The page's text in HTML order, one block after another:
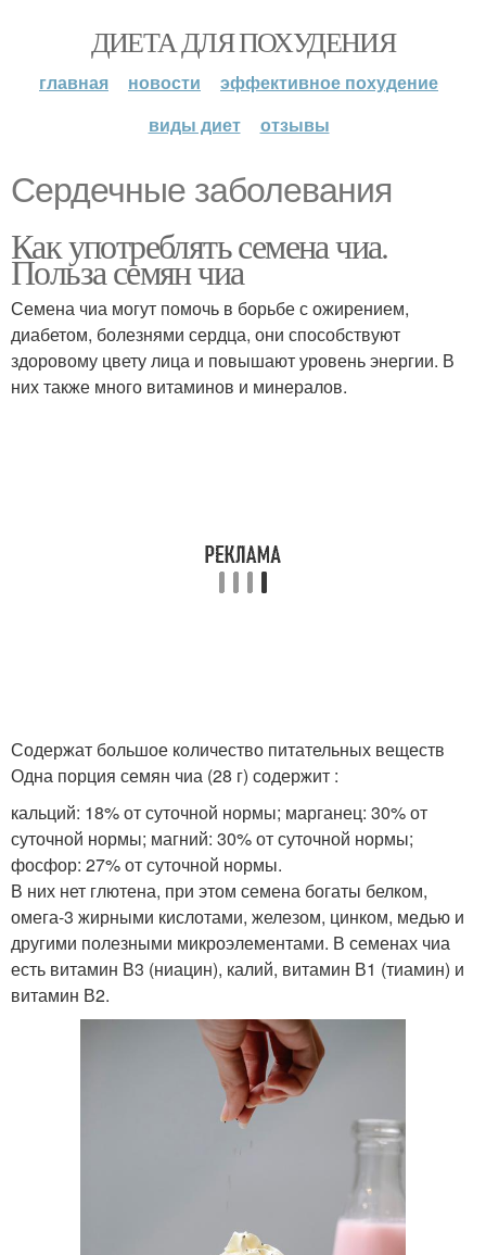
ДИЕТА ДЛЯ ПОХУДЕНИЯ
главная новости
эффективное похудение
виды диет
отзывы
Сердечные заболевания
Как употреблять семена чиа.
Польза семян чиа
Семена чиа могут помочь в борьбе с ожирением,
диабетом, болезнями сердца, они способствуют
здоровому цвету лица и повышают уровень энергии. В
них также много витаминов и минералов.
Содержат большое количество питательных веществ
Одна порция семян чиа (28 г) содержит :
кальций: 18% от суточной нормы; марганец: 30% от
суточной нормы; магний: 30% от суточной нормы;
фосфор: 27% от суточной нормы.
В них нет глютена, при этом семена богаты белком,
омега-3 жирными кислотами, железом, цинком, медью и
другими полезными микроэлементами. В семенах чиа
есть витамин В3 (ниацин), калий, витамин В1 (тиамин) и
витамин В2.